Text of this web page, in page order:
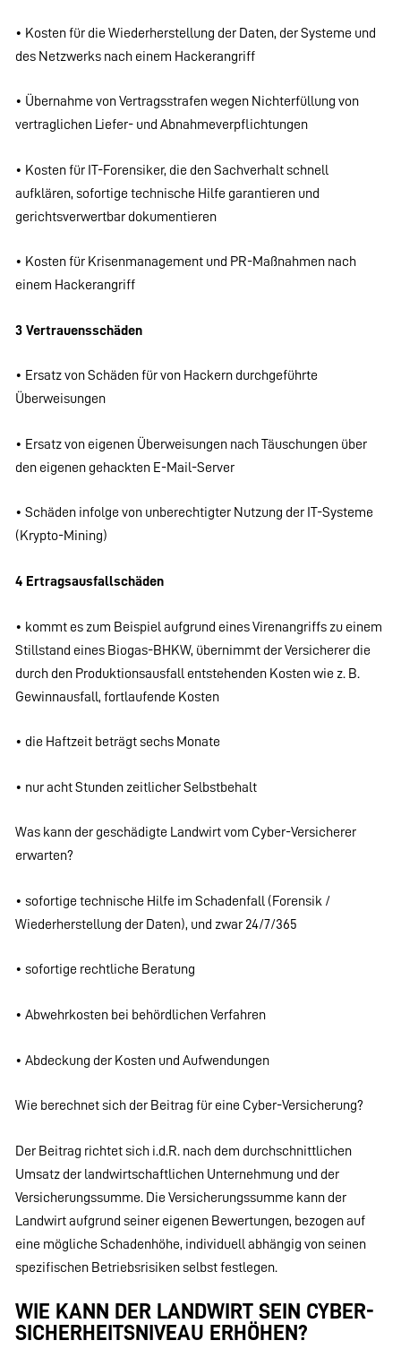
• Kosten für die Wiederherstellung der Daten, der Systeme und
des Netzwerks nach einem Hackerangriff
• Übernahme von Vertragsstrafen wegen Nichterfüllung von
vertraglichen Liefer- und Abnahmeverpflichtungen
• Kosten für IT-Forensiker, die den Sachverhalt schnell
aufklären, sofortige technische Hilfe garantieren und
gerichtsverwertbar dokumentieren
• Kosten für Krisenmanagement und PR-Maßnahmen nach
einem Hackerangriff
3 Vertrauensschäden
• Ersatz von Schäden für von Hackern durchgeführte
Überweisungen
• Ersatz von eigenen Überweisungen nach Täuschungen über
den eigenen gehackten E-Mail-Server
• Schäden infolge von unberechtigter Nutzung der IT-Systeme
(Krypto-Mining)
4 Ertragsausfallschäden
• kommt es zum Beispiel aufgrund eines Virenangriffs zu einem
Stillstand eines Biogas-BHKW, übernimmt der Versicherer die
durch den Produktionsausfall entstehenden Kosten wie z. B.
Gewinnausfall, fortlaufende Kosten
• die Haftzeit beträgt sechs Monate
• nur acht Stunden zeitlicher Selbstbehalt
Was kann der geschädigte Landwirt vom Cyber-Versicherer
erwarten?
• sofortige technische Hilfe im Schadenfall (Forensik /
Wiederherstellung der Daten), und zwar 24/7/365
• sofortige rechtliche Beratung
• Abwehrkosten bei behördlichen Verfahren
• Abdeckung der Kosten und Aufwendungen
Wie berechnet sich der Beitrag für eine Cyber-Versicherung?
Der Beitrag richtet sich i.d.R. nach dem durchschnittlichen
Umsatz der landwirtschaftlichen Unternehmung und der
Versicherungssumme. Die Versicherungssumme kann der
Landwirt aufgrund seiner eigenen Bewertungen, bezogen auf
eine mögliche Schadenhöhe, individuell abhängig von seinen
spezifischen Betriebsrisiken selbst festlegen.
WIE KANN DER LANDWIRT SEIN CYBER-
SICHERHEITSNIVEAU ERHÖHEN?